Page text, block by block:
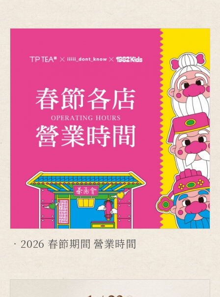
2026 春節期間 營業時間